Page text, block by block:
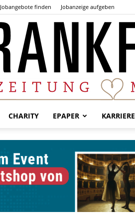
Jobangebote finden Jobanzeige aufgeben
Frankfurter
CHARITY EPAPER KARRIERE